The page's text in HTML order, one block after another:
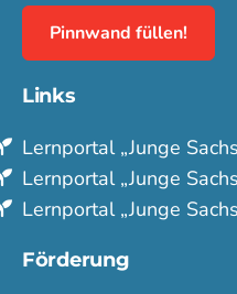
Pinnwand füllen!
Links
Lern­portal „Junge
Lern­portal „Junge
Lern­portal „Junge
Förderung